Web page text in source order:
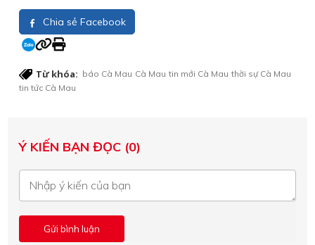
Chia sẻ Facebook
Từ khóa: báo Cà Mau Cà Mau tin mới Cà Mau thời sự Cà Mau
tin tức Cà Mau
Ý KIẾN BẠN ĐỌC (0)